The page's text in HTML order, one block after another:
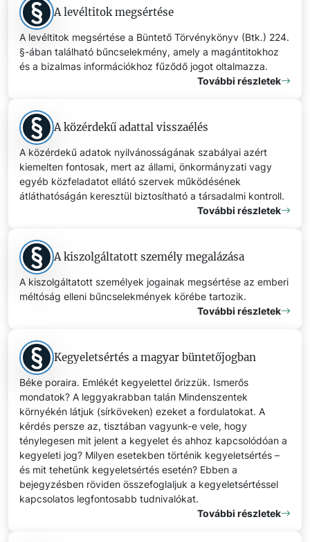
A levéltitok megsértése
A levéltitok megsértése a Büntető Törvénykönyv (Btk.) 224.
§-ában található bűncselekmény, amely a magántitokhoz
és a bizalmas információkhoz fűződő jogot oltalmazza.
További részletek
A közérdekű adattal visszaélés
A közérdekű adatok nyilvánosságának szabályai azért
kiemelten fontosak, mert az állami, önkormányzati vagy
egyéb közfeladatot ellátó szervek működésének
átláthatóságán keresztül biztosítható a társadalmi kontroll.
További részletek
A kiszolgáltatott személy megalázása
A kiszolgáltatott személyek jogainak megsértése az emberi
méltóság elleni bűncselekmények körébe tartozik.
További részletek
Kegyeletsértés a magyar büntetőjogban
Béke poraira. Emlékét kegyelettel őrizzük. Ismerős
mondatok? A leggyakrabban talán Mindenszentek
környékén látjuk (sírköveken) ezeket a fordulatokat. A
kérdés persze az, tisztában vagyunk-e vele, hogy
ténylegesen mit jelent a kegyelet és ahhoz kapcsolódóan a
kegyeleti jog? Milyen esetekben történik kegyeletsértés –
és mit tehetünk kegyeletsértés esetén? Ebben a
bejegyzésben röviden összefoglaljuk a kegyeletsértéssel
kapcsolatos legfontosabb tudnivalókat.
További részletek